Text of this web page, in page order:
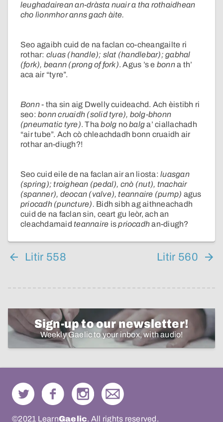
leughadairean an-dràsta nuair a tha rothaidhean
cho lìonmhor anns gach àite.
Seo agaibh cuid de na faclan co-cheangailte ri
rothar: cluas (handle); slat (handlebar); gabhal
(fork), beann (prong of fork). Agus ’s e bonna th’
aca air “tyre”.
Bonn- tha sin aig Dwelly cuideachd. Ach èistibh ri
seo:bonn cruaidh (solid tyre), bolg-bhonn
(pneumatic tyre). Thabolg nobalga’ ciallachadh
“air tube”. Ach cò chleachdadh bonn cruaidh air
rothar an-diugh?!
Seo cuid eile de na faclan air an liosta:luasgan
(spring); troighean (pedal), cnò (nut), tnachair
(spanner), deocan (valve), teannaire (pump) agus
priocadh (puncture). Bidh sibh ag aithneachadh
cuid de na faclan sin, ceart gu leòr, ach an
cleachdamaid teannaire ispriocadhan-diugh?
Litir 558 Litir 560
Sign-up to our newsletter!
Weekly Gaelic to your inbox, with audio!
©2021 LearnGaelic. All rights reserved.